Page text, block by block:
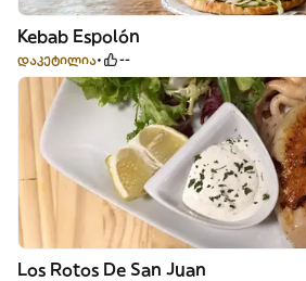
Kebab Espolón
დაკეტილია --
Los Rotos De San Juan